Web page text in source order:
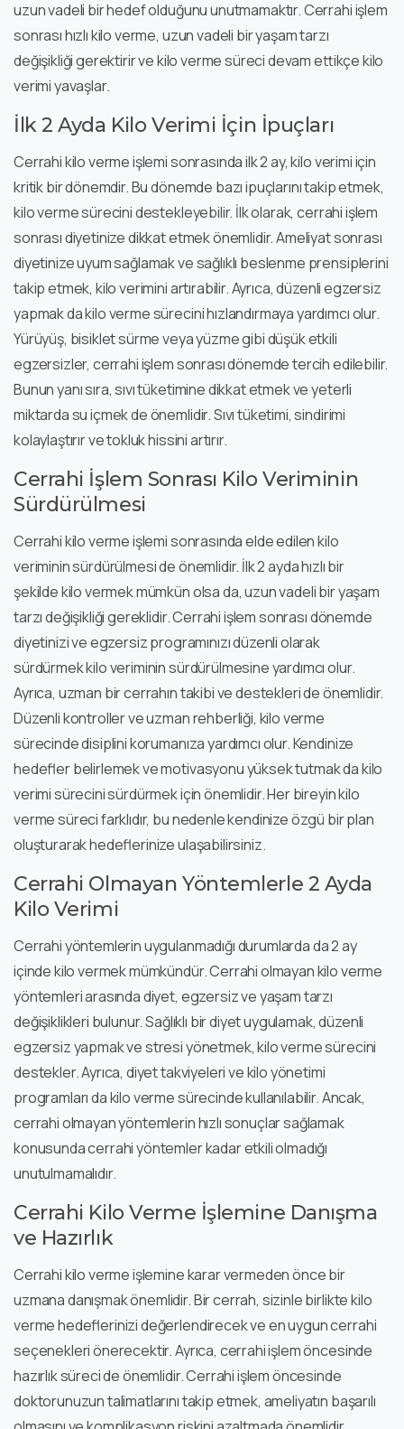
uzun vadeli bir hedef olduğunu unutmamaktır. Cerrahi işlem
sonrası hızlı kilo verme, uzun vadeli bir yaşam tarzı
değişikliği gerektirir ve kilo verme süreci devam ettikçe kilo
verimi yavaşlar.
İlk 2 Ayda Kilo Verimi İçin İpuçları
Cerrahi kilo verme işlemi sonrasında ilk 2 ay, kilo verimi için
kritik bir dönemdir. Bu dönemde bazı ipuçlarını takip etmek,
kilo verme sürecini destekleyebilir. İlk olarak, cerrahi işlem
sonrası diyetinize dikkat etmek önemlidir. Ameliyat sonrası
diyetinize uyum sağlamak ve sağlıklı beslenme prensiplerini
takip etmek, kilo verimini artırabilir. Ayrıca, düzenli egzersiz
yapmak da kilo verme sürecini hızlandırmaya yardımcı olur.
Yürüyüş, bisiklet sürme veya yüzme gibi düşük etkili
egzersizler, cerrahi işlem sonrası dönemde tercih edilebilir.
Bunun yanı sıra, sıvı tüketimine dikkat etmek ve yeterli
miktarda su içmek de önemlidir. Sıvı tüketimi, sindirimi
kolaylaştırır ve tokluk hissini artırır.
Cerrahi İşlem Sonrası Kilo Veriminin
Sürdürülmesi
Cerrahi kilo verme işlemi sonrasında elde edilen kilo
veriminin sürdürülmesi de önemlidir. İlk 2 ayda hızlı bir
şekilde kilo vermek mümkün olsa da, uzun vadeli bir yaşam
tarzı değişikliği gereklidir. Cerrahi işlem sonrası dönemde
diyetinizi ve egzersiz programınızı düzenli olarak
sürdürmek kilo veriminin sürdürülmesine yardımcı olur.
Ayrıca, uzman bir cerrahın takibi ve destekleri de önemlidir.
Düzenli kontroller ve uzman rehberliği, kilo verme
sürecinde disiplini korumanıza yardımcı olur. Kendinize
hedefler belirlemek ve motivasyonu yüksek tutmak da kilo
verimi sürecini sürdürmek için önemlidir. Her bireyin kilo
verme süreci farklıdır, bu nedenle kendinize özgü bir plan
oluşturarak hedeflerinize ulaşabilirsiniz.
Cerrahi Olmayan Yöntemlerle 2 Ayda
Kilo Verimi
Cerrahi yöntemlerin uygulanmadığı durumlarda da 2 ay
içinde kilo vermek mümkündür. Cerrahi olmayan kilo verme
yöntemleri arasında diyet, egzersiz ve yaşam tarzı
değişiklikleri bulunur. Sağlıklı bir diyet uygulamak, düzenli
egzersiz yapmak ve stresi yönetmek, kilo verme sürecini
destekler. Ayrıca, diyet takviyeleri ve kilo yönetimi
programları da kilo verme sürecinde kullanılabilir. Ancak,
cerrahi olmayan yöntemlerin hızlı sonuçlar sağlamak
konusunda cerrahi yöntemler kadar etkili olmadığı
unutulmamalıdır.
Cerrahi Kilo Verme İşlemine Danışma
ve Hazırlık
Cerrahi kilo verme işlemine karar vermeden önce bir
uzmana danışmak önemlidir. Bir cerrah, sizinle birlikte kilo
verme hedeflerinizi değerlendirecek ve en uygun cerrahi
seçenekleri önerecektir. Ayrıca, cerrahi işlem öncesinde
hazırlık süreci de önemlidir. Cerrahi işlem öncesinde
doktorunuzun talimatlarını takip etmek, ameliyatın başarılı